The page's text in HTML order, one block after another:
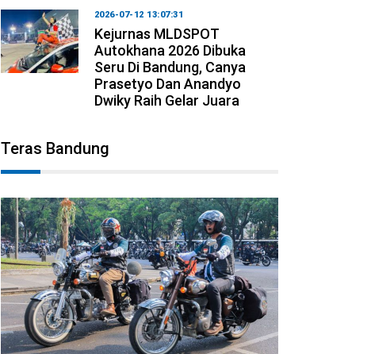
2026-07-12 13:07:31
Kejurnas MLDSPOT
Autokhana 2026 Dibuka
Seru Di Bandung, Canya
Prasetyo Dan Anandyo
Dwiky Raih Gelar Juara
Teras Bandung